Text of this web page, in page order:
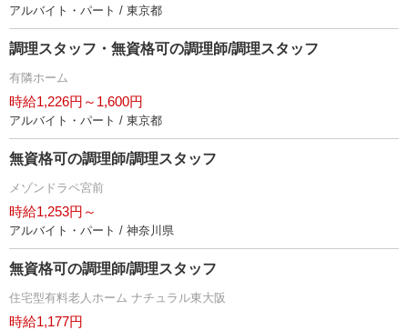
アルバイト・パート / 東京都
調理スタッフ・無資格可の調理師/調理スタッフ
有隣ホーム
時給1,226円～1,600円
アルバイト・パート / 東京都
無資格可の調理師/調理スタッフ
メゾンドラペ宮前
時給1,253円～
アルバイト・パート / 神奈川県
無資格可の調理師/調理スタッフ
住宅型有料老人ホーム ナチュラル東大阪
時給1,177円